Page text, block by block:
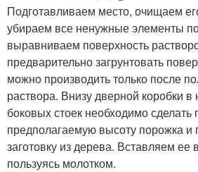
Подготавливаем место, очищаем
убираем все ненужные элементы
выравниваем поверхность
предварительно загрунтовать
можно производить только после
раствора. Внизу дверной коробки в
боковых стоек необходимо сделать
предполагаемую высоту порожка и
заготовку из дерева. Вставляем ее
пользуясь молотком.